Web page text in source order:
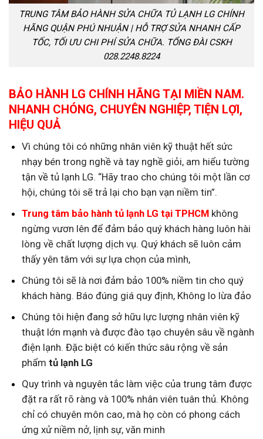
TRUNG TÂM BẢO HÀNH SỬA CHỮA TỦ LẠNH LG CHÍNH
HÃNG QUẬN PHÚ NHUẬN | HỖ TRỢ SỬA NHANH CẤP
TỐC, TỐI ƯU CHI PHÍ SỬA CHỮA. TỔNG ĐÀI CSKH
028.2248.8224
BẢO HÀNH LG CHÍNH HÃNG TẠI MIỀN NAM.
NHANH CHÓNG, CHUYÊN NGHIỆP, TIỆN LỢI,
HIỆU QUẢ
Vì chúng tôi có những nhân viên kỹ thuật hết sức
nhạy bén trong nghề và tay nghề giỏi, am hiểu tường
tận về tủ lạnh LG. “Hãy trao cho chúng tôi một lần cơ
hội, chúng tôi sẽ trả lại cho bạn vạn niềm tin”.
Trung tâm bảo hành tủ lạnh LG tại TPHCM không
ngừng vươn lên để đảm bảo quý khách hàng luôn hài
lòng về chất lượng dịch vụ. Quý khách sẽ luôn cảm
thấy yên tâm với sự lựa chọn của mình,
Chúng tôi sẽ là nơi đảm bảo 100% niềm tin cho quý
khách hàng. Báo đúng giá quy định, Không lo lừa đảo
Chúng tôi hiện đang sở hữu lực lượng nhân viên kỹ
thuật lớn mạnh và được đào tạo chuyên sâu về ngành
điện lạnh. Đặc biệt có kiến thức sâu rộng về sản
phẩm tủ lạnh LG
Quy trình và nguyên tắc làm việc của trung tâm được
đặt ra rất rõ ràng và 100% nhân viên tuân thủ. Không
chỉ có chuyên môn cao, mà họ còn có phong cách
ứng xử niềm nở, lịnh sự, văn minh